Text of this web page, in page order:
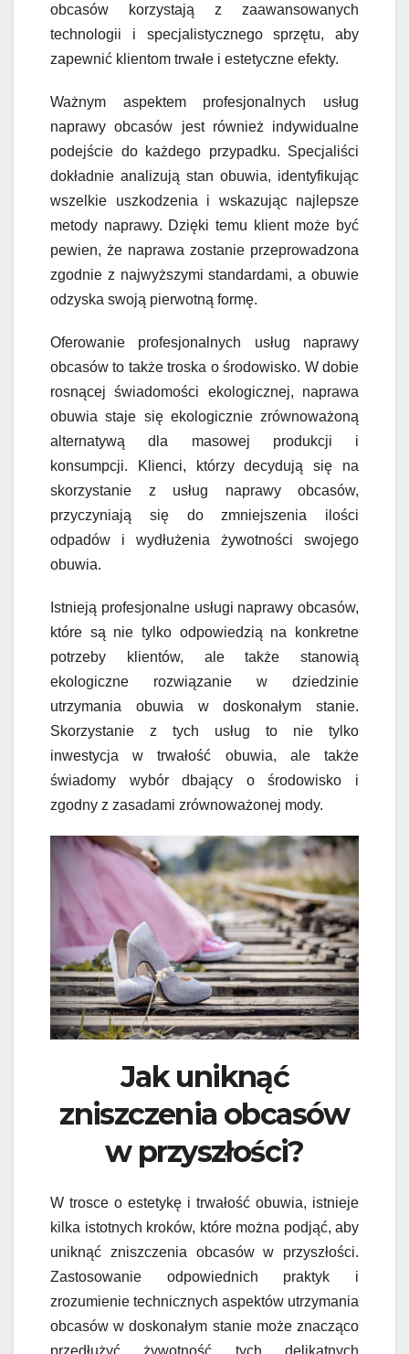
obcasów korzystają z zaawansowanych
technologii i specjalistycznego sprzętu, aby
zapewnić klientom trwałe i estetyczne efekty.
Ważnym aspektem profesjonalnych usług
naprawy obcasów jest również indywidualne
podejście do każdego przypadku. Specjaliści
dokładnie analizują stan obuwia, identyfikując
wszelkie uszkodzenia i wskazując najlepsze
metody naprawy. Dzięki temu klient może być
pewien, że naprawa zostanie przeprowadzona
zgodnie z najwyższymi standardami, a obuwie
odzyska swoją pierwotną formę.
Oferowanie profesjonalnych usług naprawy
obcasów to także troska o środowisko. W dobie
rosnącej świadomości ekologicznej, naprawa
obuwia staje się ekologicznie zrównoważoną
alternatywą dla masowej produkcji i
konsumpcji. Klienci, którzy decydują się na
skorzystanie z usług naprawy obcasów,
przyczyniają się do zmniejszenia ilości
odpadów i wydłużenia żywotności swojego
obuwia.
Istnieją profesjonalne usługi naprawy obcasów,
które są nie tylko odpowiedzią na konkretne
potrzeby klientów, ale także stanowią
ekologiczne rozwiązanie w dziedzinie
utrzymania obuwia w doskonałym stanie.
Skorzystanie z tych usług to nie tylko
inwestycja w trwałość obuwia, ale także
świadomy wybór dbający o środowisko i
zgodny z zasadami zrównoważonej mody.
Jak uniknąć
zniszczenia obcasów
w przyszłości?
W trosce o estetykę i trwałość obuwia, istnieje
kilka istotnych kroków, które można podjąć, aby
uniknąć zniszczenia obcasów w przyszłości.
Zastosowanie odpowiednich praktyk i
zrozumienie technicznych aspektów utrzymania
obcasów w doskonałym stanie może znacząco